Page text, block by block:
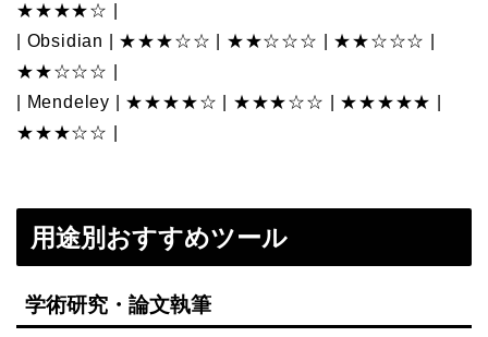
★★★★☆ |
| Obsidian | ★★★☆☆ | ★★☆☆☆ | ★★☆☆☆ |
★★☆☆☆ |
| Mendeley | ★★★★☆ | ★★★☆☆ | ★★★★★ |
★★★☆☆ |
用途別おすすめツール
学術研究・論文執筆